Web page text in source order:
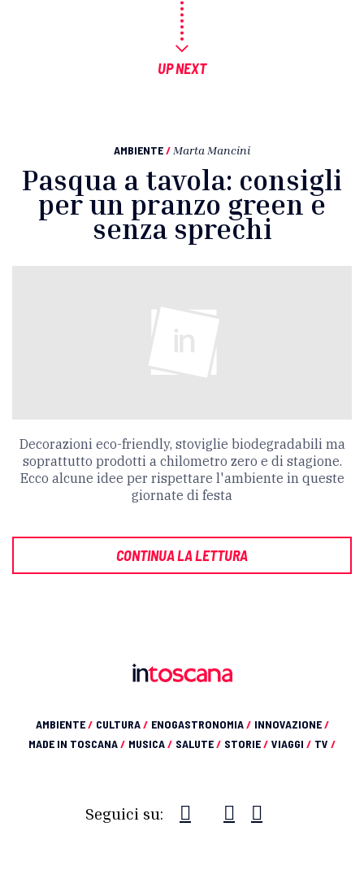
UP NEXT
AMBIENTE/ Marta Mancini
Pasqua a tavola: consigli
per un pranzo green e
senza sprechi
Decorazioni eco-friendly, stoviglie biodegradabili ma
soprattutto prodotti a chilometro zero e di stagione.
Ecco alcune idee per rispettare l'ambiente in queste
giornate di festa
CONTINUA LA LETTURA
AMBIENTE/ CULTURA/ ENOGASTRONOMIA/ INNOVAZIONE/
MADE IN TOSCANA/ MUSICA/ SALUTE/ STORIE/ VIAGGI / TV /
Seguici su: